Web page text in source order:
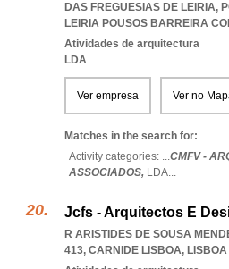
DAS FREGUESIAS DE LEIRIA,
LEIRIA POUSOS BARREIRA
Atividades de arquitectura
LDA
Ver empresa Ver no
Matches in the search for:
Activity categories: ...CMFV -
ASSOCIADOS, LDA...
Jcfs - Arquitectos E
R ARISTIDES DE SOUSA
413, CARNIDE LISBOA, LISBOA